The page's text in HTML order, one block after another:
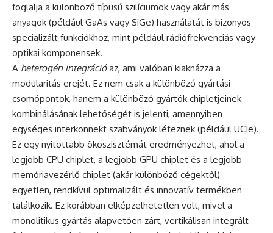
foglalja a különböző típusú szilíciumok vagy akár más
anyagok (például GaAs vagy SiGe) használatát is bizonyos
specializált funkciókhoz, mint például rádiófrekvenciás vagy
optikai komponensek.
A heterogén integrációaz, ami valóban kiaknázza a
modularitás erejét. Ez nem csak a különböző gyártási
csomópontok, hanem a különböző gyártók chipletjeinek
kombinálásának lehetőségét is jelenti, amennyiben
egységes interkonnekt szabványok léteznek (például UCIe).
Ez egy nyitottabb ökoszisztémát eredményezhet, ahol a
legjobb CPU chiplet, a legjobb GPU chiplet és a legjobb
memóriavezérlő chiplet (akár különböző cégektől)
egyetlen, rendkívül optimalizált és innovatív termékben
találkozik. Ez korábban elképzelhetetlen volt, mivel a
monolitikus gyártás alapvetően zárt, vertikálisan integrált